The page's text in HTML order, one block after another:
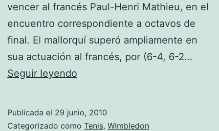
vencer al francés Paul-Henri Mathieu, en el
encuentro correspondiente a octavos de
final. El mallorquí superó ampliamente en
sua actuación al francés, por (6-4, 6-2…
Seguir leyendo
cuartos
Publicada el 29 junio, 2010
Categorizado como Tenis, Wimbledon